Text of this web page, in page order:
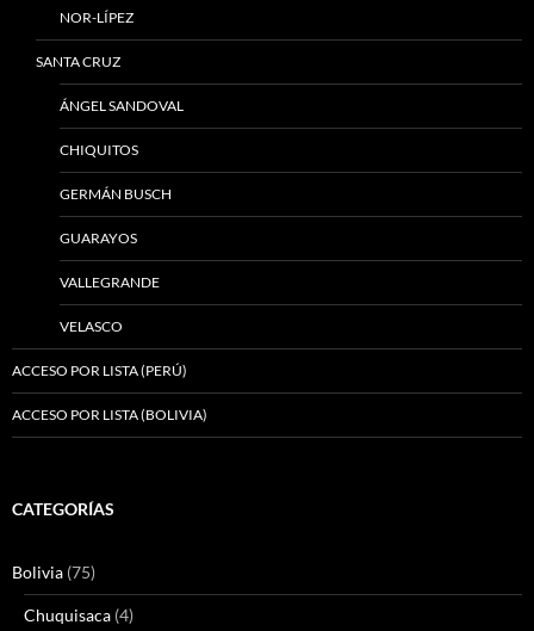
NOR-LÍPEZ
SANTA CRUZ
ÁNGEL SANDOVAL
CHIQUITOS
GERMÁN BUSCH
GUARAYOS
VALLEGRANDE
VELASCO
ACCESO POR LISTA (PERÚ)
ACCESO POR LISTA (BOLIVIA)
CATEGORÍAS
Bolivia (75)
Chuquisaca (4)